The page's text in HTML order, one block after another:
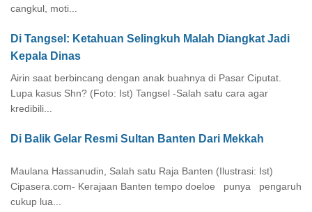
cangkul, moti...
Di Tangsel: Ketahuan Selingkuh Malah Diangkat Jadi
Kepala Dinas
Airin saat berbincang dengan anak buahnya di Pasar Ciputat.
Lupa kasus Shn? (Foto: Ist) Tangsel -Salah satu cara agar
kredibili...
Di Balik Gelar Resmi Sultan Banten Dari Mekkah
Maulana Hassanudin, Salah satu Raja Banten (Ilustrasi: Ist)
Cipasera.com- Kerajaan Banten tempo doeloe punya pengaruh
cukup lua...